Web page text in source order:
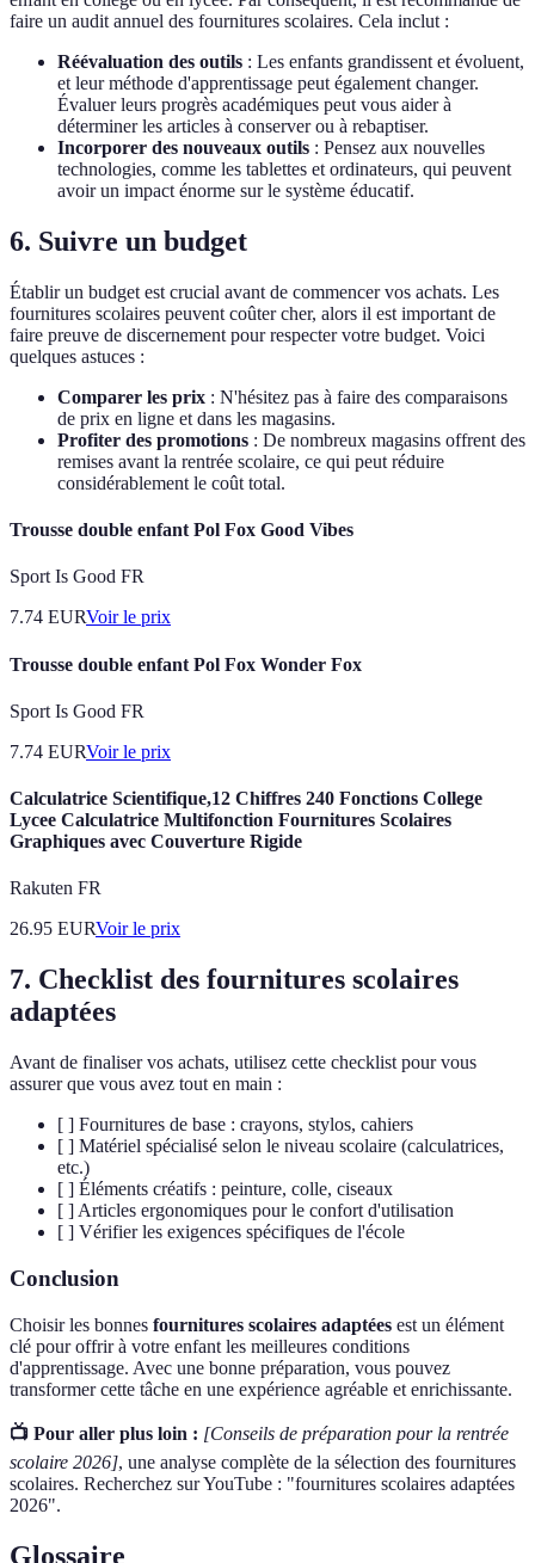
faire un audit annuel des fournitures scolaires. Cela inclut :
Réévaluation des outils : Les enfants grandissent et évoluent,
et leur méthode d'apprentissage peut également changer.
Évaluer leurs progrès académiques peut vous aider à
déterminer les articles à conserver ou à rebaptiser.
Incorporer des nouveaux outils : Pensez aux nouvelles
technologies, comme les tablettes et ordinateurs, qui peuvent
avoir un impact énorme sur le système éducatif.
6. Suivre un budget
Établir un budget est crucial avant de commencer vos achats. Les
fournitures scolaires peuvent coûter cher, alors il est important de
faire preuve de discernement pour respecter votre budget. Voici
quelques astuces :
Comparer les prix : N'hésitez pas à faire des comparaisons
de prix en ligne et dans les magasins.
Profiter des promotions : De nombreux magasins offrent des
remises avant la rentrée scolaire, ce qui peut réduire
considérablement le coût total.
Trousse double enfant Pol Fox Good Vibes
Sport Is Good FR
7.74 EURVoir le prix
Trousse double enfant Pol Fox Wonder Fox
Sport Is Good FR
7.74 EURVoir le prix
Calculatrice Scientifique,12 Chiffres 240 Fonctions College
Lycee Calculatrice Multifonction Fournitures Scolaires
Graphiques avec Couverture Rigide
Rakuten FR
26.95 EURVoir le prix
7. Checklist des fournitures scolaires
adaptées
Avant de finaliser vos achats, utilisez cette checklist pour vous
assurer que vous avez tout en main :
[ ] Fournitures de base : crayons, stylos, cahiers
[ ] Matériel spécialisé selon le niveau scolaire (calculatrices,
etc.)
[ ] Éléments créatifs : peinture, colle, ciseaux
[ ] Articles ergonomiques pour le confort d'utilisation
[ ] Vérifier les exigences spécifiques de l'école
Conclusion
Choisir les bonnes fournitures scolaires adaptées est un élément
clé pour offrir à votre enfant les meilleures conditions
d'apprentissage. Avec une bonne préparation, vous pouvez
transformer cette tâche en une expérience agréable et enrichissante.
📺 Pour aller plus loin : [Conseils de préparation pour la rentrée
scolaire 2026], une analyse complète de la sélection des fournitures
scolaires. Recherchez sur YouTube : "fournitures scolaires adaptées
2026".
Glossaire